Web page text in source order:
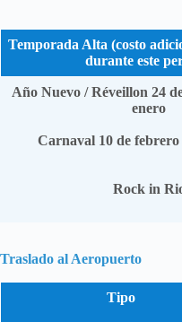
Temporada Alta (costo
durante este
Año Nuevo / Réveillon 24
enero
Carnaval 10 de febrero
Rock in
Traslado al Aeropuerto
Tipo